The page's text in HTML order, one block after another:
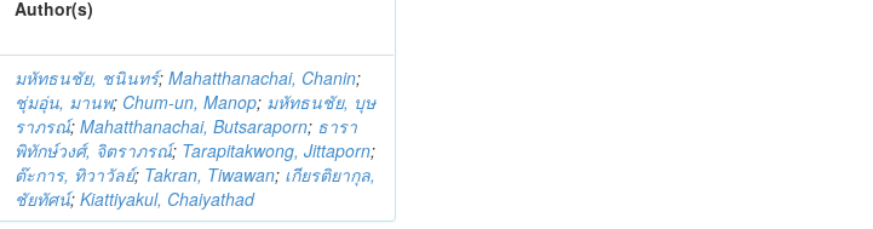
Author(s)
มหัทธนชัย, ชนินทร์;Mahatthanachai, Chanin;
ชุ่มอุ่น, มานพ; Chum-un, Manop; มหัทธนชัย, บุษ
ราภรณ์;Mahatthanachai, Butsaraporn; ธารา
พิทักษ์วงศ์, จิตราภรณ์; Tarapitakwong, Jittaporn;
ต๊ะการ, ทิวาวัลย์; Takran, Tiwawan; เกียรติยากุล,
ชัยทัศน์;Kiattiyakul, Chaiyathad